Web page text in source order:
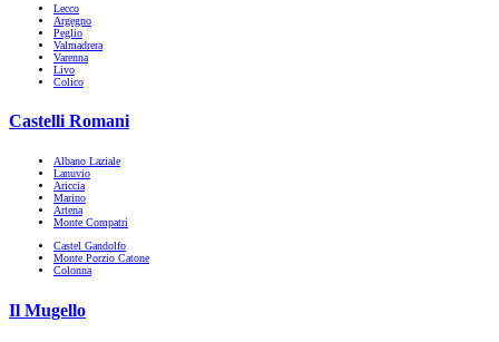
Lecco
Argegno
Peglio
Valmadrera
Varenna
Livo
Colico
Castelli Romani
Albano Laziale
Lanuvio
Ariccia
Marino
Artena
Monte Compatri
Castel Gandolfo
Monte Porzio Catone
Colonna
Il Mugello